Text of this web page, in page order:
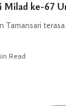
Milad ke-67
Tamansari
Read